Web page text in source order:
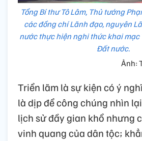
Tổng Bí thư Tô Lâm, Thủ tướng
các đồng chí Lãnh đạo, nguyên
nước thực hiện nghi thức khai
Đất nước.
Ảnh:
Triển lãm là sự kiện có ý
là dịp để công chúng nhìn
lịch sử đầy gian khổ nhưng
vinh quang của dân tộc;